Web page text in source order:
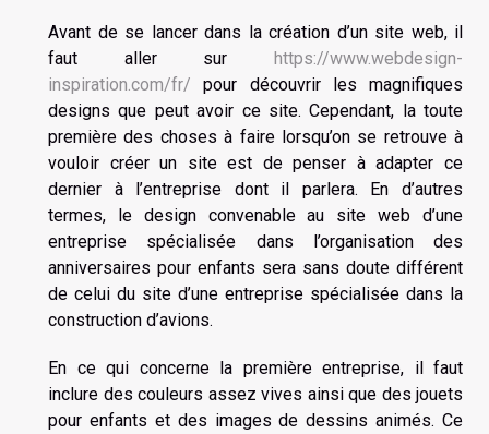
Avant de se lancer dans la création d’un site web, il
faut aller sur https://www.webdesign-
inspiration.com/fr/ pour découvrir les magnifiques
designs que peut avoir ce site. Cependant, la toute
première des choses à faire lorsqu’on se retrouve à
vouloir créer un site est de penser à adapter ce
dernier à l’entreprise dont il parlera. En d’autres
termes, le design convenable au site web d’une
entreprise spécialisée dans l’organisation des
anniversaires pour enfants sera sans doute différent
de celui du site d’une entreprise spécialisée dans la
construction d’avions.
En ce qui concerne la première entreprise, il faut
inclure des couleurs assez vives ainsi que des jouets
pour enfants et des images de dessins animés. Ce